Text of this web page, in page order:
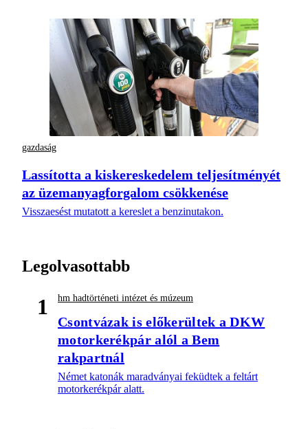
gazdaság
Lassította a kiskereskedelem teljesítményét
az üzemanyagforgalom csökkenése
Visszaesést mutatott a kereslet a benzinutakon.
Legolvasottabb
1 hm hadtörténeti intézet és múzeum
Csontvázak is előkerültek a DKW
motorkerékpár alól a Bem
rakpartnál
Német katonák maradványai feküdtek a feltárt
motorkerékpár alatt.